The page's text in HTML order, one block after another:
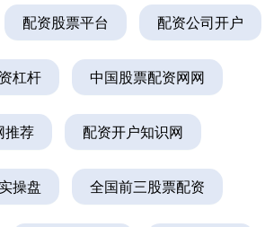
配资股票平台 配资公司开户
杠杆 中国股票配资网网
推荐 配资开户知识网
操盘 全国前三股票配资